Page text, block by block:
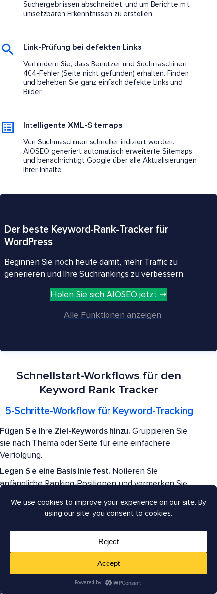
Suchergebnissen abschneidet, und um Berichte mit
umsetzbaren Erkenntnissen zu erstellen.
Link-Prüfung bei defekten Links
Verhindern Sie, dass Benutzer und Suchmaschinen
404-Fehler (Seite nicht gefunden) erhalten. Finden
und beheben Sie ganz einfach defekte Links und
Bilder.
Intelligente XML-Sitemaps
Von Suchmaschinen schneller indiziert werden.
AIOSEO generiert automatisch erweiterte Sitemaps
und benachrichtigt Google über alle Aktualisierungen
Ihrer Inhalte.
Der beste Keyword-Rank-Tracker für
WordPress
Beginnen Sie noch heute damit, mehr Traffic zu
generieren und Ihre Suchrankings zu verbessern.
Holen Sie sich AIOSEO jetzt ➝
Alle Funktionen anzeigen
Schnellstart-Workflows für den
Keyword Rank Tracker
5-Schritte-Workflow für Keyword-Tracking
Fügen Sie Ihre Ziel-Keywords hinzu. Gruppieren Sie
sie nach Thema oder Seite für eine einfachere
Verfolgung.
Legen Sie eine Basislinie fest. Notieren Sie
anfängliche Ranking-Positionen und vermerken Sie
Verfolgen Sie Keyword-Rankings wöchentlich.
Analysieren Sie Positionsverschiebungen.
Identifizieren Sie, was Ranking-Änderungen ausgelöst
hat.